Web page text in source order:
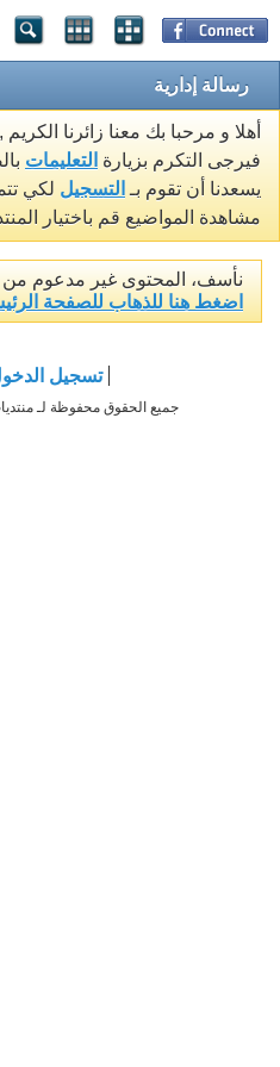
رسالة إدارية
أهلا و مرحبا بك معنا زائرنا
فيرجى التكرم بزيارة التعليمات
يسعدنا أن تقوم بـ التسجيل لكي
مشاهدة المواضيع قم باختيار
نأسف، المحتوى غير مدعوم من
اضغط هنا للذهاب للصفحة
تسجيل
جميع الحقوق محفوظة لـ منتديات